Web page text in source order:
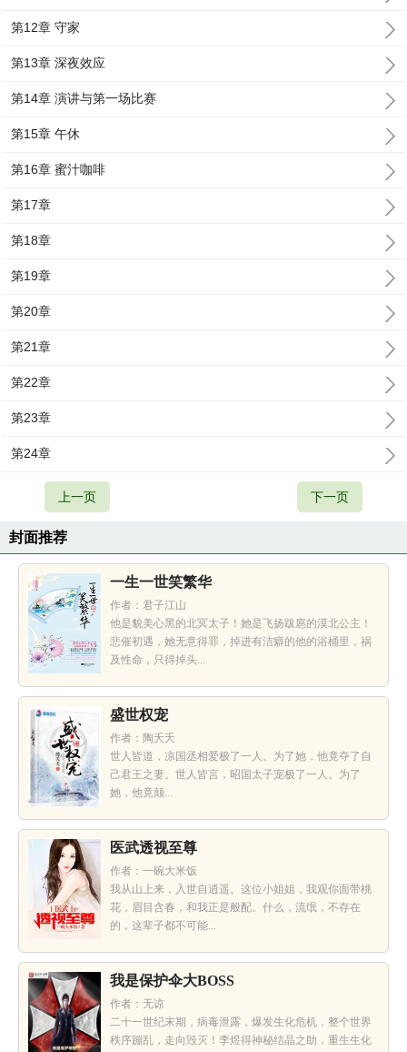
第12章 守家
第13章 深夜效应
第14章 演讲与第一场比赛
第15章 午休
第16章 蜜汁咖啡
第17章
第18章
第19章
第20章
第21章
第22章
第23章
第24章
上一页 下一页
封面推荐
一生一世笑繁华
作者：君子江山
他是貌美心黑的北冥太子！她是飞扬跋扈的漠北公主！
悲催初遇，她无意得罪，掉进有洁癖的他的浴桶里，祸
及性命，只得掉头...
盛世权宠
作者：陶夭夭
世人皆道，凉国丞相爱极了一人。为了她，他竟夺了自
己君王之妻。世人皆言，昭国太子宠极了一人。为了
她，他竟颠...
医武透视至尊
作者：一碗大米饭
我从山上来，入世自逍遥。这位小姐姐，我观你面带桃
花，眉目含春，和我正是般配。什么，流氓，不存在
的，这辈子都不可能...
我是保护伞大BOSS
作者：无谅
二十一世纪末期，病毒泄露，爆发生化危机，整个世界
秩序蹦乱，走向毁灭！李煜得神秘结晶之助，重生生化